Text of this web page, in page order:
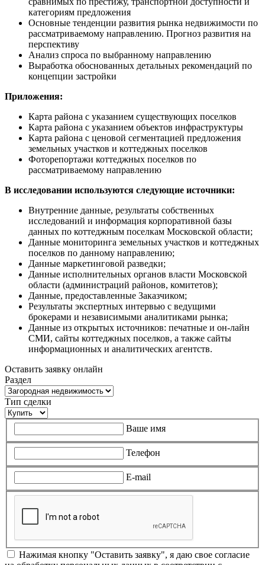
категориям предложения
Основные тенденции развития рынка недвижимости по
рассматриваемому направлению. Прогноз развития на
перспективу
Анализ спроса по выбранному направлению
Выработка обоснованных детальных рекомендаций по
концепции застройки
Приложения:
Карта района с указанием существующих поселков
Карта района с указанием объектов инфраструктуры
Карта района с ценовой сегментацией предложения
земельных участков и коттеджных поселков
Фоторепортажи коттеджных поселков по
рассматриваемому направлению
В исследовании используются следующие источники:
Внутренние данные, результаты собственных
исследований и информация корпоративной базы
данных по коттеджным поселкам Московской области;
Данные мониторинга земельных участков и коттеджных
поселков по данному направлению;
Данные маркетинговой разведки;
Данные исполнительных органов власти Московской
области (администраций районов, комитетов);
Данные, предоставленные Заказчиком;
Результаты экспертных интервью с ведущими
брокерами и независимыми аналитиками рынка;
Данные из открытых источников: печатные и он-лайн
СМИ, сайты коттеджных поселков, а также сайты
информационных и аналитических агентств.
Оставить заявку онлайн
Раздел
Тип сделки
Ваше имя
Телефон
E-mail
Нажимая кнопку "Оставить заявку", я даю свое согласие